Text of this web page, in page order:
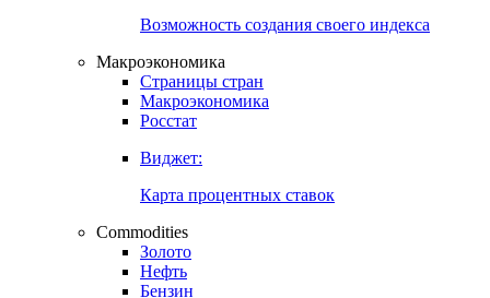
Ставки центральных банков
Создать индекс
Возможность создания своего индекса
Страницы стран
Росстат
Виджет:
Карта процентных ставок